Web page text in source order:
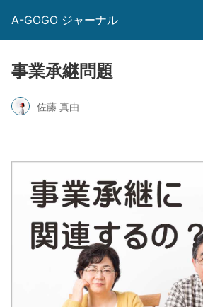
A-GOGO ジャーナル
事業承継問題
佐藤 真由